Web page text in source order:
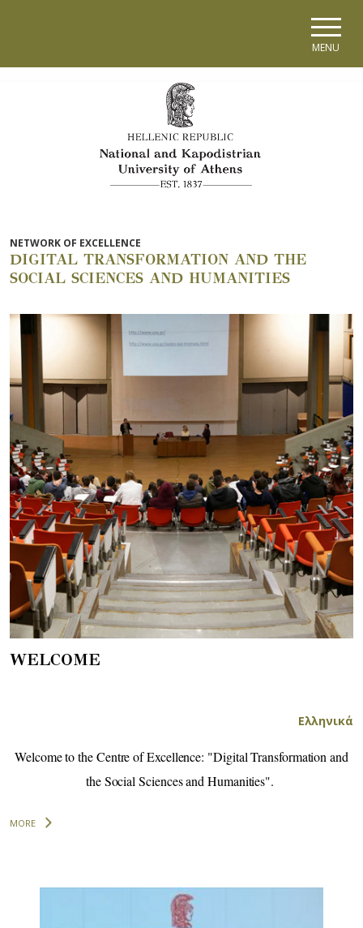
MENU
NETWORK OF EXCELLENCE
DIGITAL TRANSFORMATION AND THE
SOCIAL SCIENCES AND HUMANITIES
WELCOME
Ελληνικά
Welcome to the Centre of Excellence: "Digital Transformation and
the Social Sciences and Humanities".
MORE